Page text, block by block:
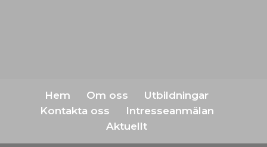
Hem Om oss
Utbildningar
Kontakta oss
Intresseanmälan
Aktuellt